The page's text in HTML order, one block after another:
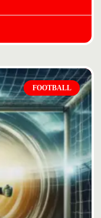
FOOTBALL